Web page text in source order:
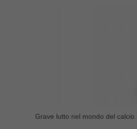
Grave lutto nel mondo del calcio